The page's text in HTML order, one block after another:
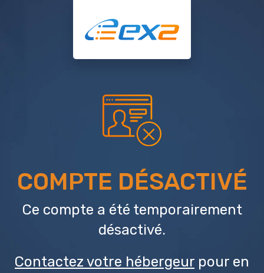
COMPTE DÉSACTIVÉ
Ce compte a été temporairement
désactivé.
Contactez votre hébergeur pour en